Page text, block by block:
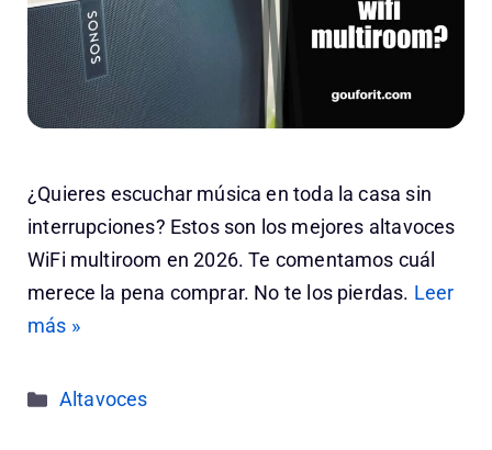
¿Quieres escuchar música en toda la casa sin
interrupciones? Estos son los mejores altavoces
WiFi multiroom en 2026. Te comentamos cuál
merece la pena comprar. No te los pierdas. Leer
más »
Categorías
Altavoces